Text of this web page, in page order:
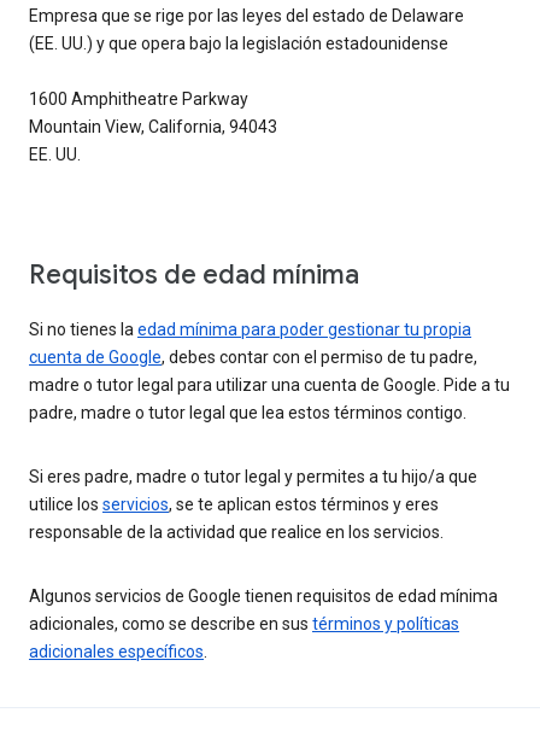
Empresa que se rige por las leyes del estado de Delaware
(EE. UU.) y que opera bajo la legislación estadounidense
1600 Amphitheatre Parkway
Mountain View, California, 94043
EE. UU.
Requisitos de edad mínima
Si no tienes la edad mínima para poder gestionar tu propia
cuenta de Google, debes contar con el permiso de tu padre,
madre o tutor legal para utilizar una cuenta de Google. Pide a tu
padre, madre o tutor legal que lea estos términos contigo.
Si eres padre, madre o tutor legal y permites a tu hijo/a que
utilice los servicios, se te aplican estos términos y eres
responsable de la actividad que realice en los servicios.
Algunos servicios de Google tienen requisitos de edad mínima
adicionales, como se describe en sus términos y políticas
adicionales específicos